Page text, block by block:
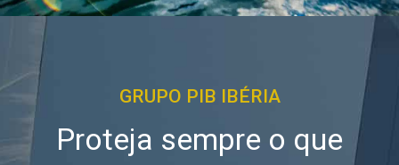
GRUPO PIB IBÉRIA
Proteja sempre o que